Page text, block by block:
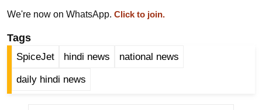
हि
ज
ग
ऑ
We're now on WhatsApp. Click to join.
Tags
SpiceJet hindi news national news
daily hindi news